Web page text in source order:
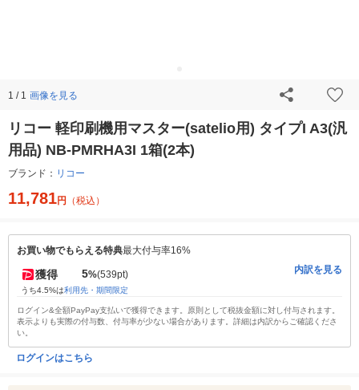
1 / 1 画像を見る
リコー 軽印刷機用マスター(satelio用) タイプI A3(汎
用品) NB-PMRHA3I 1箱(2本)
ブランド： リコー
11,781円 （税込）
お買い物でもらえる特典最大付与率16%
獲得 5%(539pt)
うち4.5%は利用先・期間限定
内訳を見る
ログイン&全額PayPay支払いで獲得できます。原則として税抜金額に対し付与されます。
表示よりも実際の付与数、付与率が少ない場合があります。詳細は内訳からご確認くださ
い。
ログインはこちら